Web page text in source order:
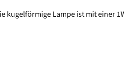
kugelförmige Lampe ist mit einer